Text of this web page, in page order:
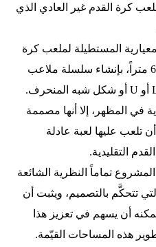
كرة القدم غير العادي الذي
المستطيلة لملعب كرة
القدم بطول 105 أمتار وعرض 68 متراً، بإنشاء سلسلة ملاعب
غير منتظمة الشكل تأخذ شكل L أو U أو شكل شبه المنحرف.
في المظهر، إلا أنها مصممة
تلعب عليها لعبة عادلة
التقليدية.
تماماً النظرية الشائعة
تتحكَّم بالتصميم، ويثبت أن
أن يسهم في تعزيز هذا
هذه المساحات القيّمة.